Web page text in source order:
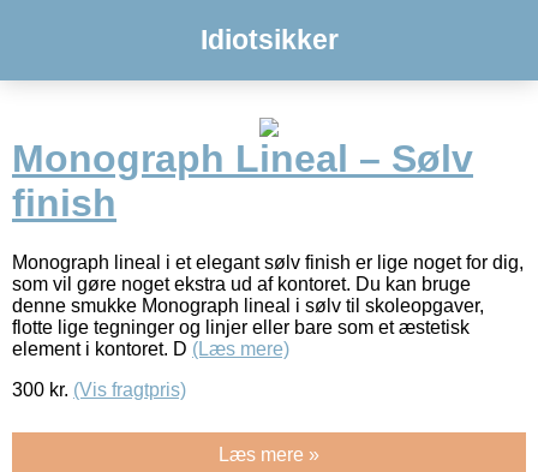
Idiotsikker
Monograph Lineal – Sølv
finish
Monograph lineal i et elegant sølv finish er lige noget for dig,
som vil gøre noget ekstra ud af kontoret. Du kan bruge
denne smukke Monograph lineal i sølv til skoleopgaver,
flotte lige tegninger og linjer eller bare som et æstetisk
element i kontoret. D (Læs mere)
300 kr. (Vis fragtpris)
Læs mere »